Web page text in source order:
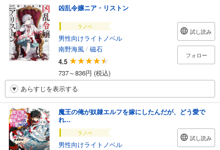
凶乱令嬢ニア・リストン
ラノベ
男性向けライトノベル
南野海風 / 磁石
4.5
737～836円 (税込)
試し読み
フォロー
あらすじを表示する
魔王の俺が奴隷エルフを嫁にしたんだが、どう愛で
れ...
ラノベ
男性向けライトノベル
試し読み